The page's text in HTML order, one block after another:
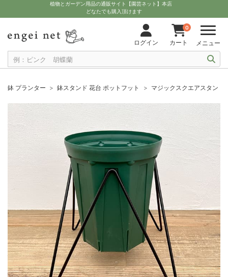
植物とガーデン用品の通販サイト【園芸ネット】本店
どなたでも購入頂けます
ログイン
0
カート メニュー
鉢 プランター 鉢スタンド 花台 ポットフット マジックスクエアスタン